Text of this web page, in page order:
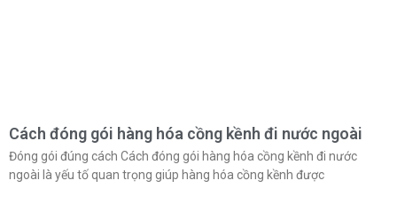
Cách đóng gói hàng hóa cồng kềnh đi nước ngoài
Đóng gói đúng cách Cách đóng gói hàng hóa cồng kềnh đi nước
ngoài là yếu tố quan trọng giúp hàng hóa cồng kềnh được